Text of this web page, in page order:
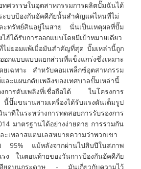
ทศวรรษในอุตสาหกรรมการผลิตปั๊มฉันได้
ะบบป้องกันอัคคีภัยนั้นสำคัญแค่ไหนที่ไม่
ะทรัพย์สินอยู่ในสาย นั่นเป็นเหตุผลที่ปั๊ม
ฮ้ได้รับการออกแบบโดยมีเป้าหมายเดียว
ม่ยอมแพ้เมื่อมันสำคัญที่สุด ปั๊มเหล่านี้ถูก
กแบบแบบแยกส่วนที่แข็งแกร่งซึ่งเหมาะ
ยเฉพาะ สำหรับคอมเพล็กซ์อุตสาหกรรม
ละแผนกดับเพลิงของเทศบาลปั๊มเหล่านี้
งการดับเพลิงที่เชื่อถือได้ ในโครงการ
ปั๊มขนานสามเครื่องได้รับแรงดันเต็มรูป
ในระหว่างการทดสอบการรับรองการ
มาตรฐานได้อย่างง่ายดาย การรวมกัน
ะเพลาสแตนเลสหมายความว่าพวกเขา
95% แม้หลังจากผ่านไปสิบปีในสภาพ
ง ในตอนท้ายของวันการป้องกันอัคคีภัย
เอียดบนกระดาษ - มันเกี่ยวกับความไว้